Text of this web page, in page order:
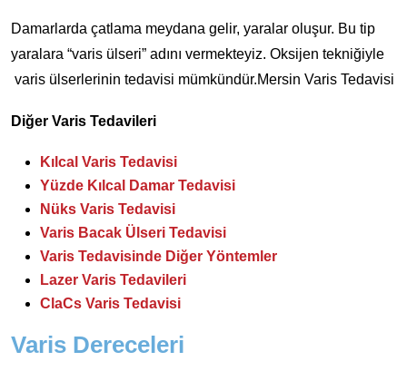
Damarlarda çatlama meydana gelir, yaralar oluşur. Bu tip
yaralara “varis ülseri” adını vermekteyiz. Oksijen tekniğiyle
varis ülserlerinin tedavisi mümkündür.Mersin Varis Tedavisi
Diğer Varis Tedavileri
Kılcal Varis Tedavisi
Yüzde Kılcal Damar Tedavisi
Nüks Varis Tedavisi
Varis Bacak Ülseri Tedavisi
Varis Tedavisinde Diğer Yöntemler
Lazer Varis Tedavileri
ClaCs Varis Tedavisi
Varis Dereceleri